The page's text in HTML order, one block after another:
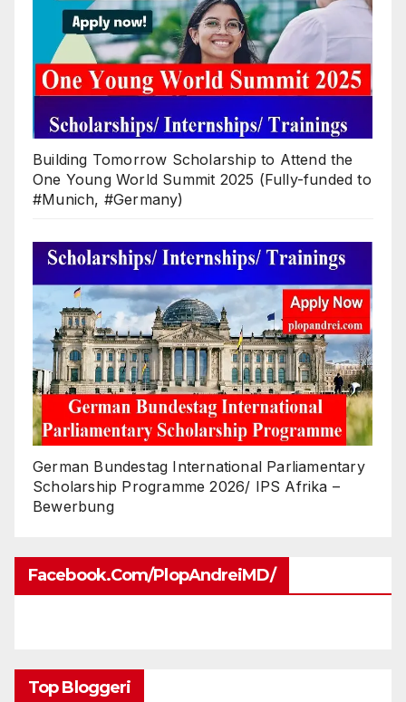
Building Tomorrow Scholarship to Attend the
One Young World Summit 2025 (Fully-funded to
#Munich, #Germany)
German Bundestag International Parliamentary
Scholarship Programme 2026/ IPS Afrika –
Bewerbung
Facebook.com/PlopAndreiMD/
Top Bloggeri